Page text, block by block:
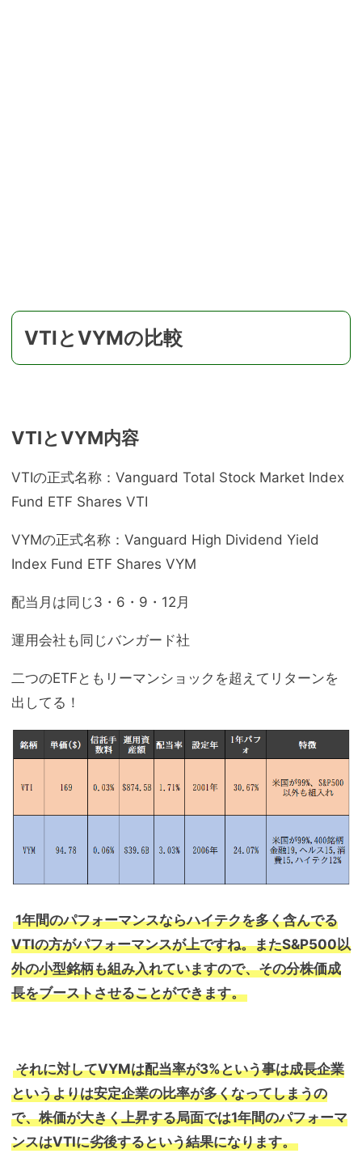
VTIとVYMの比較
VTIとVYM内容
VTIの正式名称：Vanguard Total Stock Market Index
Fund ETF Shares VTI
VYMの正式名称：Vanguard High Dividend Yield
Index Fund ETF Shares VYM
配当月は同じ3・6・9・12月
運用会社も同じバンガード社
二つのETFともリーマンショックを超えてリターンを
出してる！
1年間のパフォーマンスならハイテクを多く含んでる
VTIの方がパフォーマンスが上ですね。またS&P500以
外の小型銘柄も組み入れていますので、その分株価成
長をブーストさせることができます。
それに対してVYMは配当率が3%という事は成長企業
というよりは安定企業の比率が多くなってしまうの
で、株価が大きく上昇する局面では1年間のパフォーマ
ンスはVTIに劣後するという結果になります。